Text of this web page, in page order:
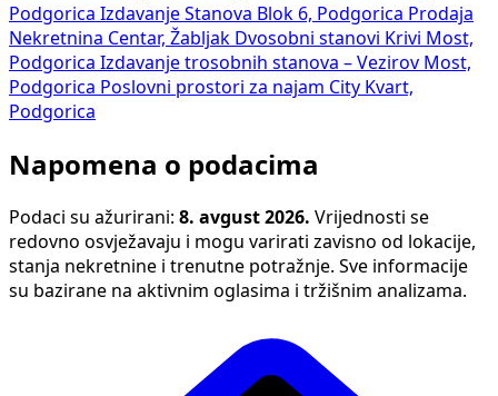
Podgorica Izdavanje Stanova Blok 6, Podgorica Prodaja
Nekretnina Centar, Žabljak Dvosobni stanovi Krivi Most,
Podgorica Izdavanje trosobnih stanova – Vezirov Most,
Podgorica Poslovni prostori za najam City Kvart,
Podgorica
Napomena o podacima
Podaci su ažurirani: 8. avgust 2026. Vrijednosti se
redovno osvježavaju i mogu varirati zavisno od lokacije,
stanja nekretnine i trenutne potražnje. Sve informacije
su bazirane na aktivnim oglasima i tržišnim analizama.